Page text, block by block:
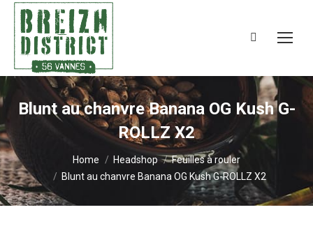
Search:
Blunt au chanvre Banana OG Kush G-
ROLLZ X2
You are here:Home Headshop
Feuilles à rouler
Blunt au chanvre Banana OG Kush G-ROLLZ X2